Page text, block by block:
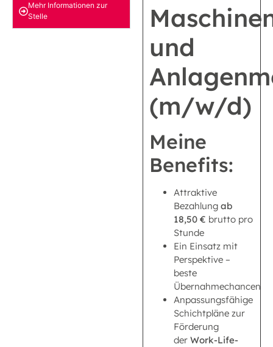
Mehr Informationen zur
Stelle
und
(m/w/d)
Meine
Benefits:
Attraktive
Bezahlung ab
18,50 € brutto pro
Stunde
Ein Einsatz mit
Perspektive –
beste
Übernahmechancen
Anpassungsfähige
Schichtpläne zur
Förderung
der Work-Life-